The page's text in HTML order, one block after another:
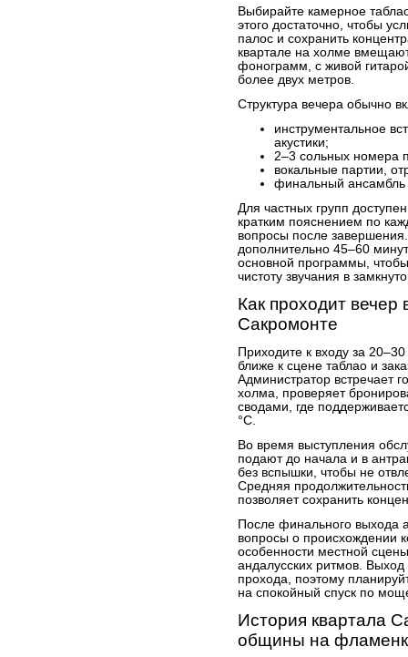
Выбирайте камерное
этого достаточно, чтобы
палос и сохранить
квартале на холме
фонограмм, с живой
более двух метров.
Структура вечера обычно
инструментальное
акустики;
2–3 сольных номера
вокальные партии,
финальный ансамбль
Для частных групп
кратким пояснением по
вопросы после
дополнительно 45–60
основной программы,
чистоту звучания в
Как проходит
Сакромонте
Приходите к входу за
ближе к сцене таблао и
Администратор встречает
холма, проверяет
сводами, где
°C.
Во время выступления
подают до начала и в
без вспышки, чтобы не
Средняя
позволяет сохранить
После финального выхода
вопросы о происхождении
особенности местной
андалусских ритмов. Выход
прохода, поэтому
на спокойный спуск по
История квартала
общины на